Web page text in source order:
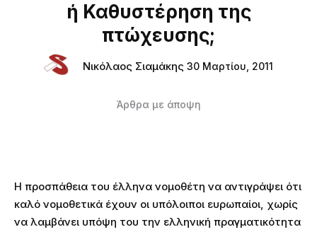
ή Καθυστέρηση της
πτώχευσης;
Νικόλαος Σιαμάκης 30 Μαρτίου, 2011
Άρθρα με άποψη
Η προσπάθεια του έλληνα νομοθέτη να αντιγράψει ότι
καλό νομοθετικά έχουν οι υπόλοιποι ευρωπαίοι, χωρίς
να λαμβάνει υπόψη του την ελληνική πραγματικότητα